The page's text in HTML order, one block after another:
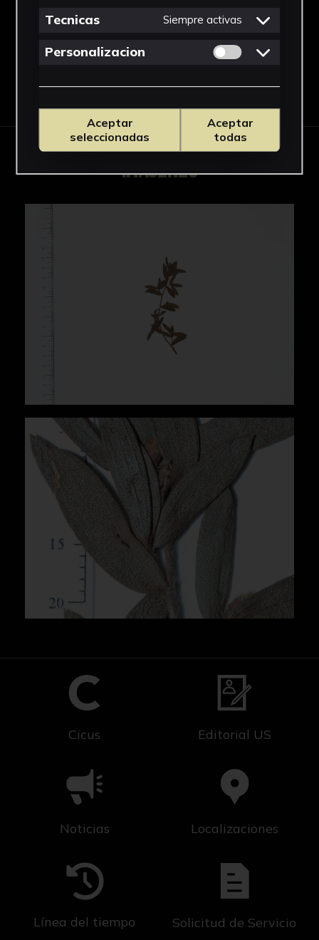
Descargar Ficha
IMÁGENES
Cicus Editorial US
Noticias Localizaciones
Línea del tiempo Solicitud de Servicio
Tecnicas Siempre activas
Personalizacion Permitir cookies
Aceptar
seleccionadas
Aceptar
todas